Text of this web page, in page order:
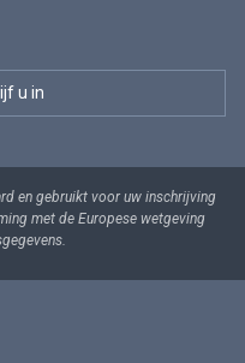
en gebruikt voor uw inschrijving
met de Europese wetgeving